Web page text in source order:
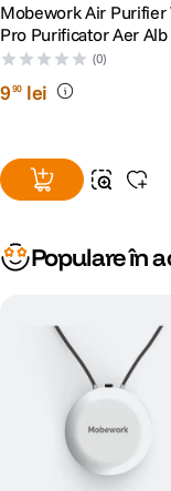
Mobework Air Purifier
Pro Purificator Aer Alb
(0)
990 lei
Populare în